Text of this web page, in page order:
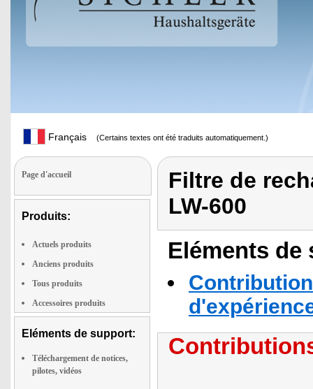
Français (Certains textes ont été traduits automatiquement.)
Page d'accueil
Produits:
Actuels produits
Anciens produits
Tous produits
Accessoires produits
Eléments de support:
Téléchargement de notices,
pilotes, vidéos
Filtre de
LW-600
Eléments